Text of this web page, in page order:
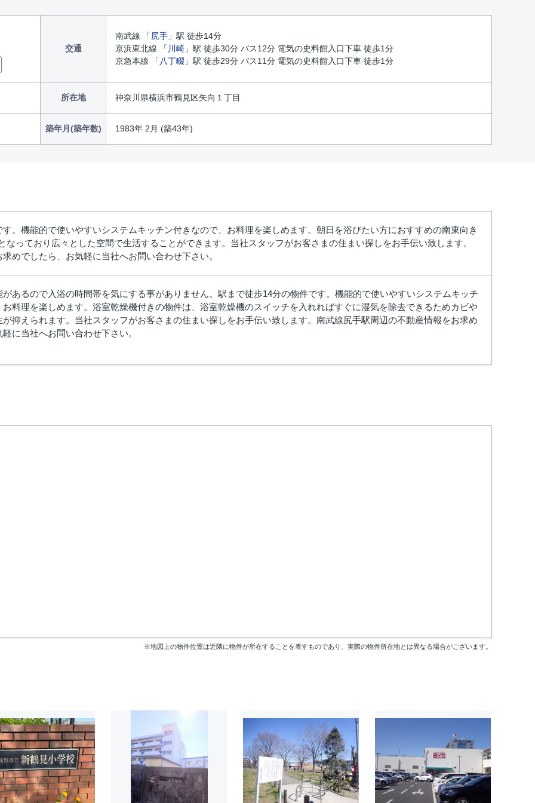
交通
南武線 「尻手 」駅 徒歩14分
京浜東北線 「 川崎 」駅 徒歩30分 バス12分 電気の史料館入口下車 徒歩1分
京急本線 「 八丁畷 」駅 徒歩29分 バス11分 電気の史料館入口下車 徒歩1分
所在地 神奈川県横浜市鶴見区矢向１丁目
築年月(築年数) 1983年 2月 (築43年)
。機能的で使いやすいシステムキッチン付きなので、お料理を楽しめます。朝日を浴びたい方におすすめの南東向き
なっており広々とした空間で生活することができます。当社スタッフがお客さまの住まい探しをお手伝い致します。
めでしたら、お気軽に当社へお問い合わせ下さい。
あるので入浴の時間帯を気にする事がありません。駅まで徒歩14分の物件です。機能的で使いやすいシステムキッチ
料理を楽しめます。浴室乾燥機付きの物件は、浴室乾燥機のスイッチを入れればすぐに湿気を除去できるためカビや
抑えられます。当社スタッフがお客さまの住まい探しをお手伝い致します。南武線尻手駅周辺の不動産情報をお求め
に当社へお問い合わせ下さい。
※地図上の物件位置は近隣に物件が所在することを表すものであり、実際の物件所在地とは異なる場合がございます。